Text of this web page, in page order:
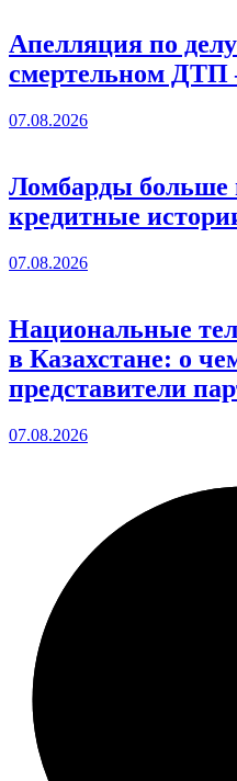
Апелляция по
смертельном ДТП
07.08.2026
Ломбарды больше
кредитные
07.08.2026
Национальные
в Казахстане: о
представители
07.08.2026